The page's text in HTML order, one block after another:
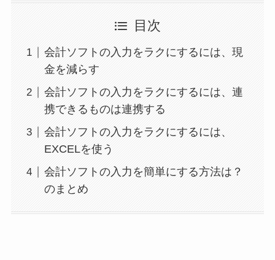
目次
会計ソフトの入力をラクにするには、現
金を減らす
会計ソフトの入力をラクにするには、連
携できるものは連携する
会計ソフトの入力をラクにするには、
EXCELを使う
会計ソフトの入力を簡単にする方法は？
のまとめ